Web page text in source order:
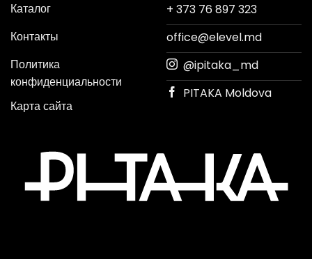
Каталог
Контакты
Политика
конфиденциальности
Карта сайта
+ 373 76 897 323
office@elevel.md
@ipitaka_md
PITAKA Moldova